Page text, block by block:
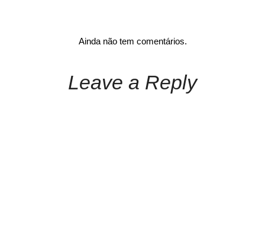
Ainda não tem comentários.
Leave a Reply